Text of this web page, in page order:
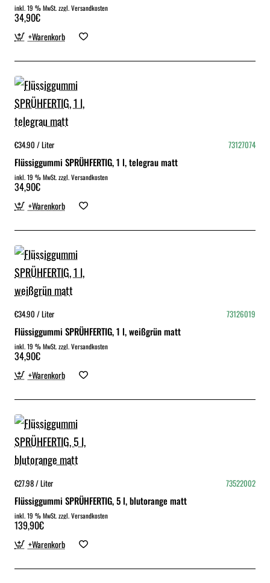
inkl. 19 % MwSt. zzgl. Versandkosten
34,90€
+Warenkorb
€34.90 / Liter 73127074
Flüssiggummi SPRÜHFERTIG, 1 l, telegrau matt
inkl. 19 % MwSt. zzgl. Versandkosten
34,90€
+Warenkorb
€34.90 / Liter 73126019
Flüssiggummi SPRÜHFERTIG, 1 l, weißgrün matt
inkl. 19 % MwSt. zzgl. Versandkosten
34,90€
+Warenkorb
€27.98 / Liter 73522002
Flüssiggummi SPRÜHFERTIG, 5 l, blutorange matt
inkl. 19 % MwSt. zzgl. Versandkosten
139,90€
+Warenkorb